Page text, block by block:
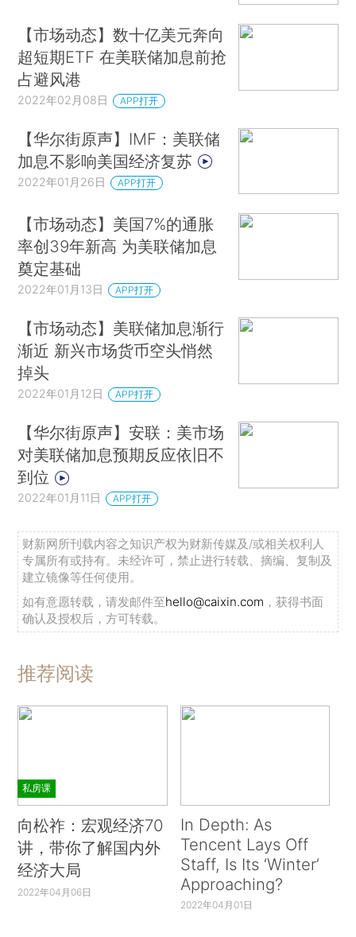
【市场动态】数十亿美元奔向
超短期ETF 在美联储加息前抢
占避风港
2022年02月08日 APP打开
【华尔街原声】IMF：美联储
加息不影响美国经济复苏
2022年01月26日 APP打开
【市场动态】美国7%的通胀
率创39年新高 为美联储加息
奠定基础
2022年01月13日 APP打开
【市场动态】美联储加息渐行
渐近 新兴市场货币空头悄然
掉头
2022年01月12日 APP打开
【华尔街原声】安联：美市场
对美联储加息预期反应依旧不
到位
2022年01月11日 APP打开
财新网所刊载内容之知识产权为财新传媒及/或相关权利人
专属所有或持有。未经许可，禁止进行转载、摘编、复制及
建立镜像等任何使用。
如有意愿转载，请发邮件至hello@caixin.com ，获得书面
确认及授权后，方可转载。
推荐阅读
私房课
向松祚：宏观经济70
讲，带你了解国内外
经济大局
2022年04月06日
In Depth: As
Tencent Lays Off
Staff, Is Its ‘Winter’
Approaching?
2022年04月01日